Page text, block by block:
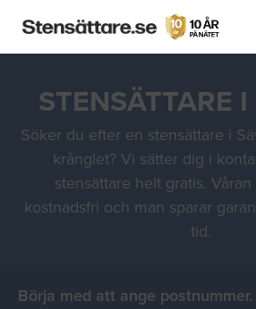
STENSÄTTARE
Söker du efter en stensättare i
krånglet? Vi sätter dig i
stensättare helt gratis.
kostnadsfri och man sparar
tid.
Börja med att ange